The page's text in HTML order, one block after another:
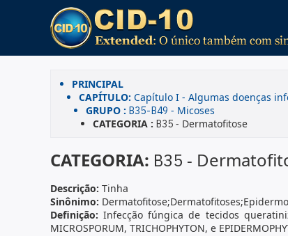
PRINCIPAL
CAPÍTULO: Capítulo I - Algumas doenças
GRUPO : B35-B49 - Micoses
CATEGORIA : B35 - Dermatofitose
CATEGORIA: B35 -
Descrição: Tinha
Sinônimo:
Definição:Infecção fúngica de tecidos
MICROSPORUM, TRICHOPHYTON, e